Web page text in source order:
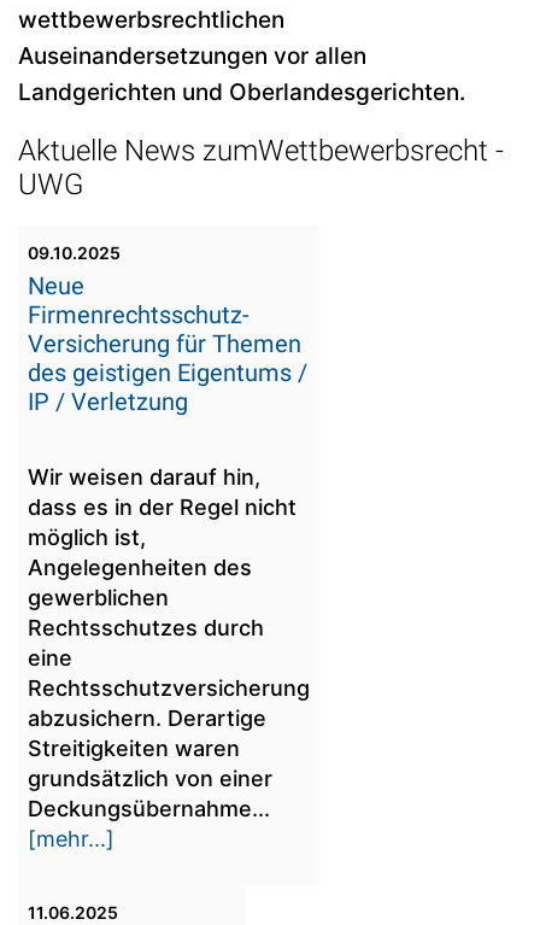
wettbewerbsrechtlichen
Auseinandersetzungen vor allen
Landgerichten und Oberlandesgerichten.
Aktuelle News zumWettbewerbsrecht -
UWG
09.10.2025
Neue
Firmenrechtsschutz-
Versicherung für Themen
des geistigen Eigentums /
IP / Verletzung
Wir weisen darauf hin,
dass es in der Regel nicht
möglich ist,
Angelegenheiten des
gewerblichen
Rechtsschutzes durch
eine
Rechtsschutzversicherung
abzusichern. Derartige
Streitigkeiten waren
grundsätzlich von einer
Deckungsübernahme...
[mehr...]
11.06.2025